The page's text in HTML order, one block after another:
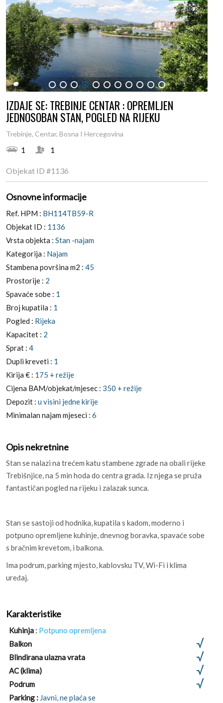
1 2 3 4 5 6 7 8 9 10 11
IZDAJE SE: TREBINJE CENTAR : OPREMLJEN
JEDNOSOBAN STAN, POGLED NA RIJEKU
Trebinje, Centar, Bosna I Hercegovina
1 1
Objekat ID #1136
Osnovne informacije
Ref. HPM : BH114TB59-R
Objekat ID : 1136
Vrsta objekta : Stan -najam
Kategorija : Najam
Stambena površina m2 : 45
Prostorije : 2
Spavaće sobe : 1
Broj kupatila : 1
Pogled : Rijeka
Kapacitet : 2
Sprat : 4
Dupli kreveti : 1
Kirija € : 175 + režije
Cijena BAM/objekat/mjesec : 350 + režije
Depozit : u visini jedne kirije
Minimalan najam mjeseci : 6
Opis nekretnine
Stan se nalazi na trećem katu stambene zgrade na obali rijeke
Trebišnjice, na 5 min hoda do centra grada. Iz njega se pruža
fantastičan pogled na rijeku i zalazak sunca.
Stan se sastoji od hodnika, kupatila s kadom, moderno i
potpuno opremljene kuhinje, dnevnog boravka, spavaće sobe
s bračnim krevetom, i balkona.
Ima podrum, parking mjesto, kablovsku TV, Wi-Fi i klima
uređaj.
Karakteristike
Kuhinja : Potpuno opremljena
Balkon
Blindirana ulazna vrata
AC (klima)
Podrum
Parking : Javni, ne plaća se